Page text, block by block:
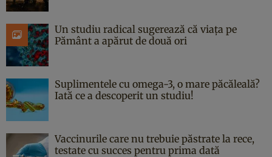
Un studiu radical sugerează că viața pe
Pământ a apărut de două ori
Suplimentele cu omega-3, o mare păcăleală?
Iată ce a descoperit un studiu!
Vaccinurile care nu trebuie păstrate la rece,
testate cu succes pentru prima dată